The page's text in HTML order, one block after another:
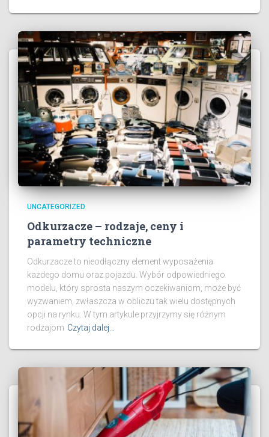
UNCATEGORIZED
Odkurzacze – rodzaje, ceny i
parametry techniczne
Odkurzacze to nieodłączny element wyposażenia
każdego domu oraz pojazdu. Wybór odpowiedniego
modelu, który sprosta naszym oczekiwaniom, może być
wyzwaniem, zwłaszcza w obliczu tak wielu dostępnych
opcji na rynku. W tym artykule przyjrzymy się różnym
rodzajom Czytaj dalej…